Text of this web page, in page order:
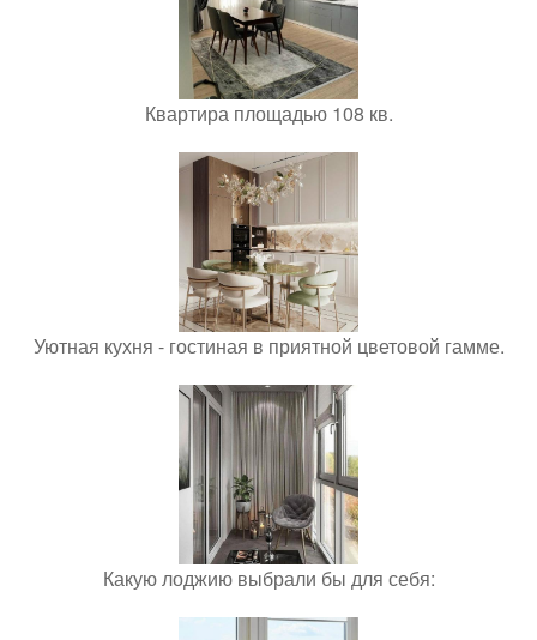
Квартира площадью 108 кв.
Уютная кухня - гостиная в приятной цветовой гамме.
Какую лоджию выбрали бы для себя: